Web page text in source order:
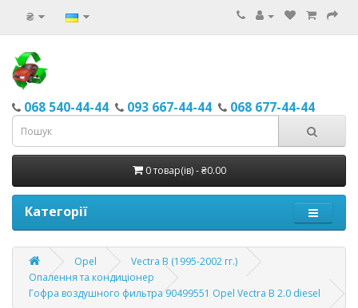
₴
068 540-44-44 093 667-44-44 068 677-44-44
0 товар(ів) - ₴0.00
Категорії
Opel
Vectra B (1995-2002 гг.)
Опалення та кондиціонер
Гофра воздушного фильтра 90499551 Opel Vectra В 2.0 diesel